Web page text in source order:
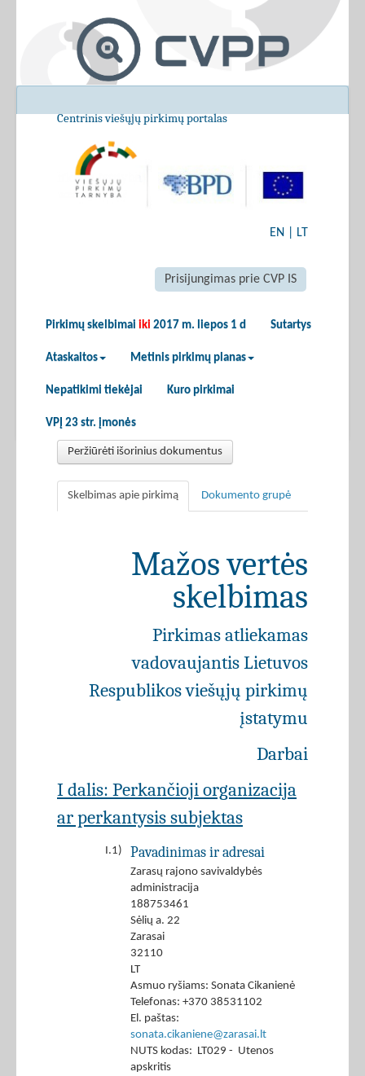
Centrinis viešųjų pirkimų portalas
EN LT
Prisijungimas prie CVP IS
Pirkimų skelbimai iki 2017 m. liepos 1 d Sutartys
Ataskaitos Metinis pirkimų planas
Nepatikimi tiekėjai Kuro pirkimai
VPĮ 23 str. įmonės
Peržiūrėti išorinius dokumentus
Skelbimas apie pirkimą Dokumento grupė
Mažos vertės
skelbimas
Pirkimas atliekamas
vadovaujantis Lietuvos
Respublikos viešųjų pirkimų
įstatymu
Darbai
I dalis: Perkančioji organizacija
ar perkantysis subjektas
I.1) Pavadinimas ir adresai
Zarasų rajono savivaldybės
administracija
188753461
Sėlių a. 22
Zarasai
32110
LT
Asmuo ryšiams: Sonata Cikanienė
Telefonas: +370 38531102
El. paštas:
sonata.cikaniene@zarasai.lt
NUTS kodas: LT029 - Utenos
apskritis